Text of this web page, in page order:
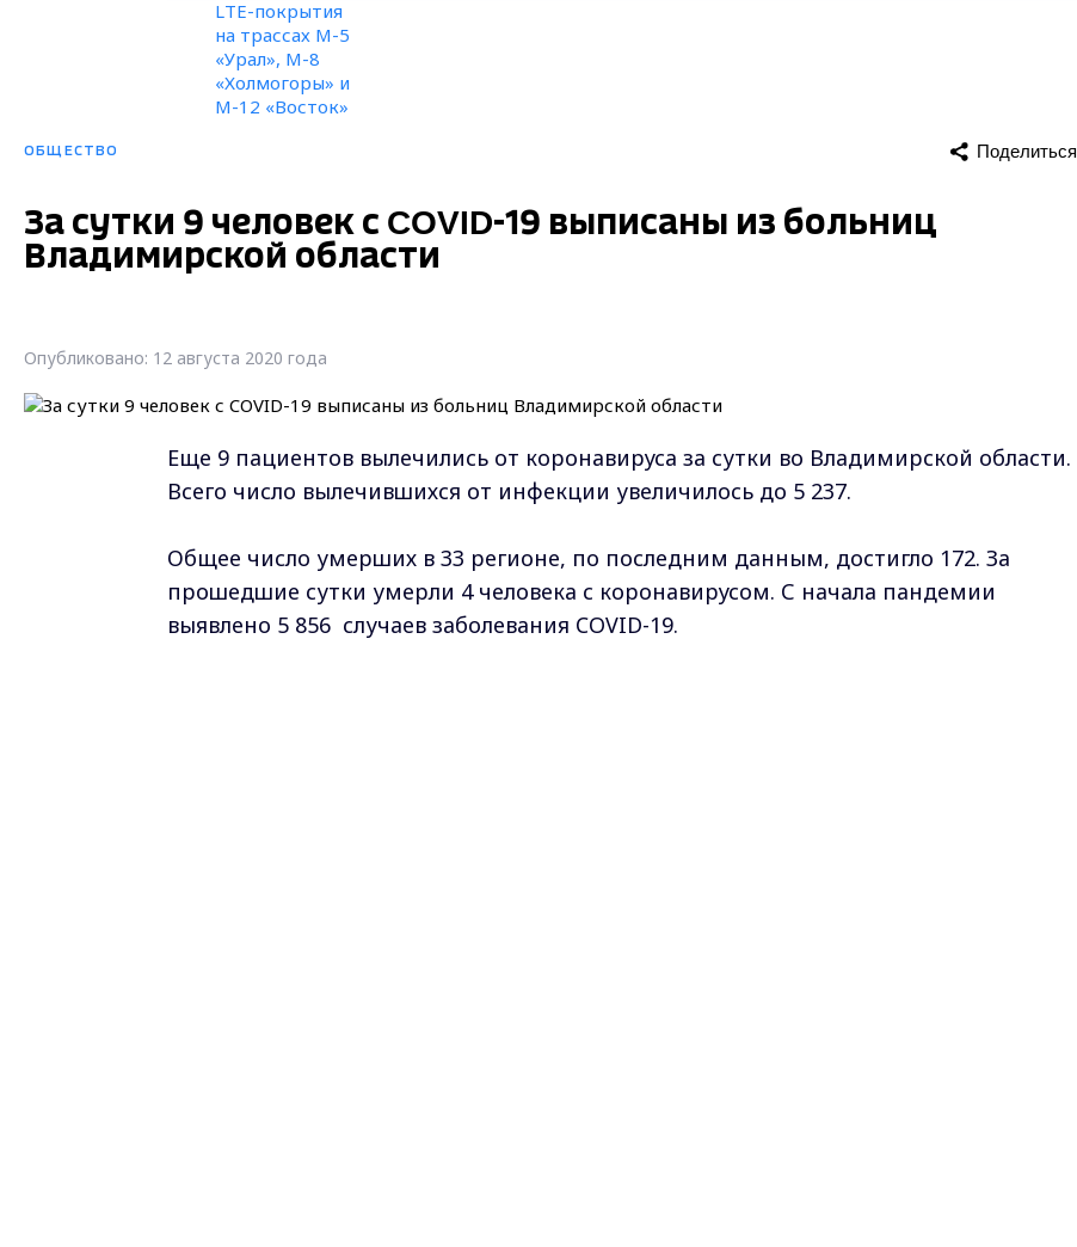
ОБЩЕСТВО Поделиться
За сутки 9 человек с COVID-19 выписаны из больниц
Владимирской области
Опубликовано: 12 августа 2020 года
Еще 9 пациентов вылечились от коронавируса за сутки во Владимирской области.
Всего число вылечившихся от инфекции увеличилось до 5 237.
Общее число умерших в 33 регионе, по последним данным, достигло 172. За
прошедшие сутки умерли 4 человека с коронавирусом. С начала пандемии
выявлено 5 856 случаев заболевания COVID-19.